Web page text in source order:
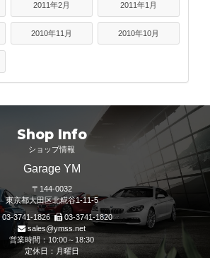
2011年2月 2011年1月
2010年11月 2010年10月
Shop Info
ショップ情報
Garage YM
〒144-0032
東京都大田区北糀谷1-11-5
03-3741-1826
03-3741-1820
sales@ymss.net
営業時間：10:00～18:30
定休日：月曜日